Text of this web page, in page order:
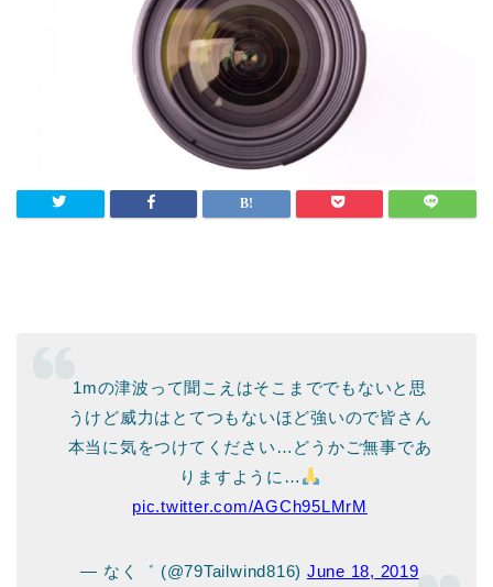
1mの津波って聞こえはそこまででもないと思
うけど威力はとてつもないほど強いので皆さん
本当に気をつけてください…どうかご無事であ
りますように…
pic.twitter.com/AGCh95LMrM
— なく゛ (@79Tailwind816) June 18, 2019